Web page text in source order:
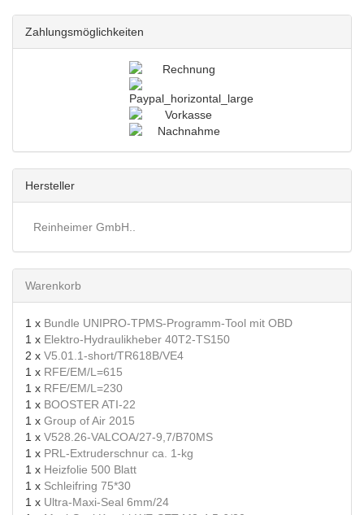
Zahlungsmöglichkeiten
Hersteller
Reinheimer GmbH..
Warenkorb
1 x Bundle UNIPRO-TPMS-Programm-Tool mit OBD
1 x Elektro-Hydraulikheber 40T2-TS150
2 x V5.01.1-short/TR618B/VE4
1 x RFE/EM/L=615
1 x RFE/EM/L=230
1 x BOOSTER ATI-22
1 x Group of Air 2015
1 x V528.26-VALCOA/27-9,7/B70MS
1 x PRL-Extruderschnur ca. 1-kg
1 x Heizfolie 500 Blatt
1 x Schleifring 75*30
1 x Ultra-Maxi-Seal 6mm/24